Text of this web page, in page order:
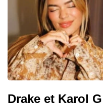
Drake et Karol